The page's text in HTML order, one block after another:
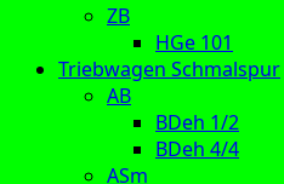
ZB
HGe 101
Triebwagen Schmalspur
AB
BDeh 1/2
BDeh 4/4
ASm